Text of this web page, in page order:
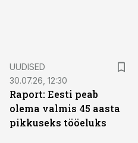
UUDISED
30.07.26, 12:30
Raport: Eesti peab
olema valmis 45 aasta
pikkuseks tööeluks